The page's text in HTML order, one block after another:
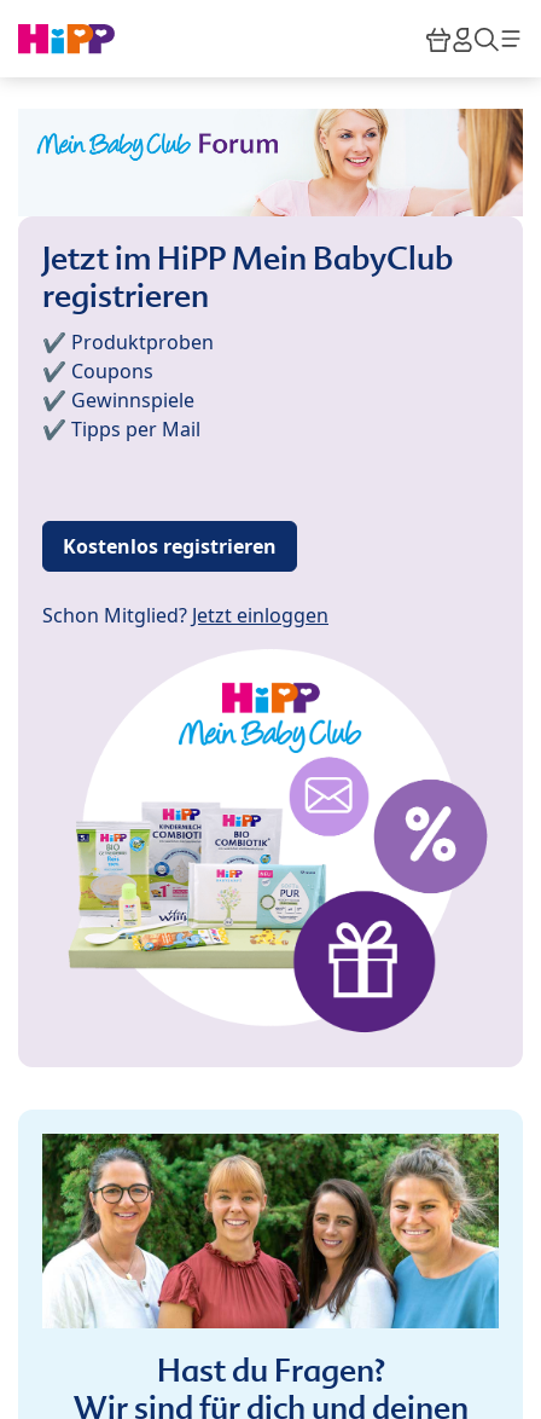
HiPP
Jetzt im HiPP Mein BabyClub
registrieren
✔️ Produktproben
✔️ Coupons
✔️ Gewinnspiele
✔️ Tipps per Mail
Kostenlos registrieren
Schon Mitglied? Jetzt einloggen
Hast du Fragen?
Wir sind für dich und deinen